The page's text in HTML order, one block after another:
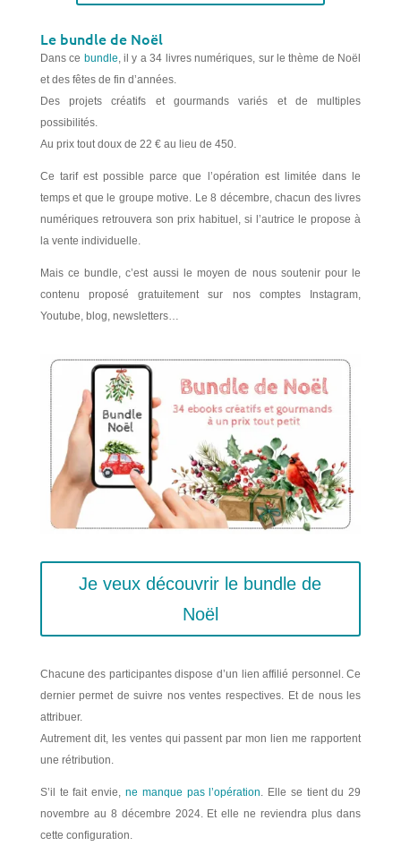
Le bundle de Noël
Dans ce bundle, il y a 34 livres numériques, sur le thème de Noël
et des fêtes de fin d’années.
Des projets créatifs et gourmands variés et de multiples
possibilités.
Au prix tout doux de 22 € au lieu de 450.
Ce tarif est possible parce que l’opération est limitée dans le
temps et que le groupe motive. Le 8 décembre, chacun des livres
numériques retrouvera son prix habituel, si l’autrice le propose à
la vente individuelle.
Mais ce bundle, c’est aussi le moyen de nous soutenir pour le
contenu proposé gratuitement sur nos comptes Instagram,
Youtube, blog, newsletters…
Je veux découvrir le bundle de
Noël
Chacune des participantes dispose d’un lien affilié personnel. Ce
dernier permet de suivre nos ventes respectives. Et de nous les
attribuer.
Autrement dit, les ventes qui passent par mon lien me rapportent
une rétribution.
S’il te fait envie, ne manque pas l’opération . Elle se tient du 29
novembre au 8 décembre 2024. Et elle ne reviendra plus dans
cette configuration.